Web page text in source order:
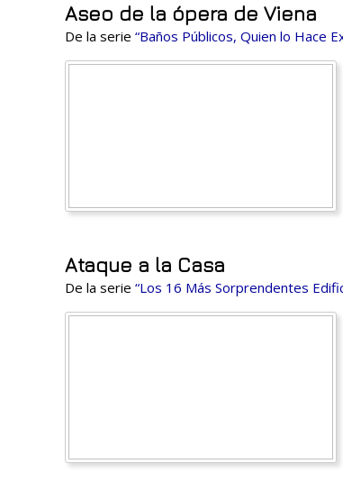
Aseo de la ópera de Viena
De la serie “Baños Públicos, Quien lo Hace
Ataque a la Casa
De la serie “Los 16 Más Sorprendentes